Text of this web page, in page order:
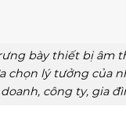
bày thiết bị âm
chọn lý tưởng của
doanh, công ty, gia